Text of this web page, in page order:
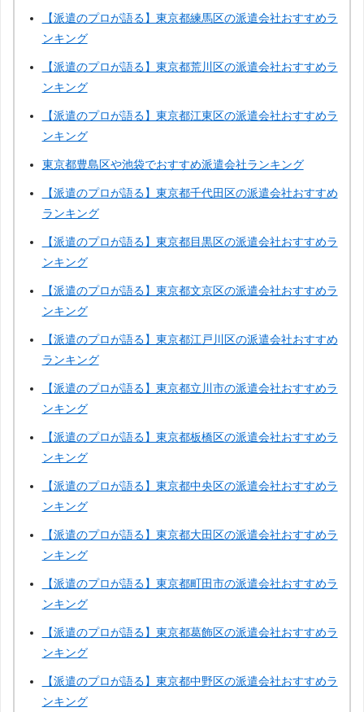
【派遣のプロが語る】東京都練馬区の派遣会社おすすめラ
ンキング
【派遣のプロが語る】東京都荒川区の派遣会社おすすめラ
ンキング
【派遣のプロが語る】東京都江東区の派遣会社おすすめラ
ンキング
東京都豊島区や池袋でおすすめ派遣会社ランキング
【派遣のプロが語る】東京都千代田区の派遣会社おすすめ
ランキング
【派遣のプロが語る】東京都目黒区の派遣会社おすすめラ
ンキング
【派遣のプロが語る】東京都文京区の派遣会社おすすめラ
ンキング
【派遣のプロが語る】東京都江戸川区の派遣会社おすすめ
ランキング
【派遣のプロが語る】東京都立川市の派遣会社おすすめラ
ンキング
【派遣のプロが語る】東京都板橋区の派遣会社おすすめラ
ンキング
【派遣のプロが語る】東京都中央区の派遣会社おすすめラ
ンキング
【派遣のプロが語る】東京都大田区の派遣会社おすすめラ
ンキング
【派遣のプロが語る】東京都町田市の派遣会社おすすめラ
ンキング
【派遣のプロが語る】東京都葛飾区の派遣会社おすすめラ
ンキング
【派遣のプロが語る】東京都中野区の派遣会社おすすめラ
ンキング